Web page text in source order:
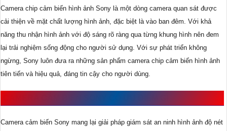
Camera chip cảm biến hình ảnh Sony là một dòng camera quan sát được
cải thiện về mặt chất lượng hình ảnh, đặc biệt là vào ban đêm. Với khả
năng thu nhận hình ảnh với độ sáng rõ ràng qua từng khung hình nên đem
lại trải nghiệm sống động cho người sử dụng. Với sự phát triển không
ngừng, Sony luôn đưa ra những sản phẩm camera chip cảm biến hình ảnh
tiên tiến và hiệu quả, đáng tin cậy cho người dùng.
Camera cảm biến Sony mang lại giải pháp giám sát an ninh hình ảnh độ nét